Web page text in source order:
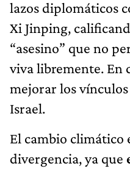
lazos diplomáticos
Xi Jinping,
“asesino” que no
viva libremente. En
mejorar los
Israel.
El cambio climático
divergencia, ya que